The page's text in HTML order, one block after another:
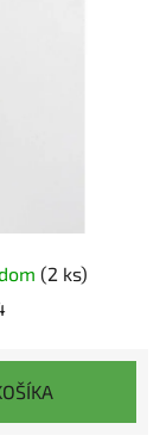
(2 ks)